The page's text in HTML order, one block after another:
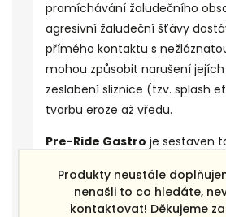
Produkty neustále
nenašli to co hledáte,
kontaktovat! Děkujeme
promíchávání žaludečního
agresivní žaludeční šťávy
přímého kontaktu s
mohou způsobit narušení
zeslabení sliznice (tzv. splash
tvorbu eroze až vředu.
Pre-Ride Gastro je sestaven
kritickém období před
expozici kyselin a dalších